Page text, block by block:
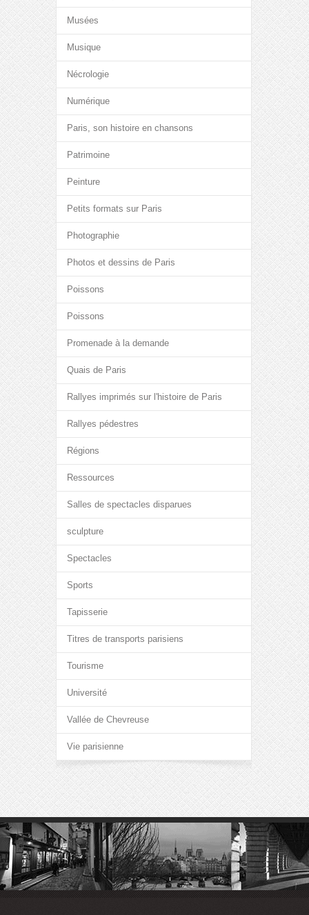
Musées
Musique
Nécrologie
Numérique
Paris, son histoire en chansons
Patrimoine
Peinture
Petits formats sur Paris
Photographie
Photos et dessins de Paris
Poissons
Poissons
Promenade à la demande
Quais de Paris
Rallyes imprimés sur l'histoire de Paris
Rallyes pédestres
Régions
Ressources
Salles de spectacles disparues
sculpture
Spectacles
Sports
Tapisserie
Titres de transports parisiens
Tourisme
Université
Vallée de Chevreuse
Vie parisienne